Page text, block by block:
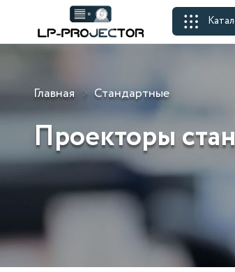
Главная Стандартные
Проекторы